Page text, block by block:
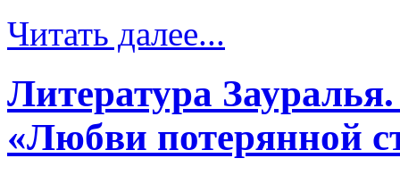
Читать далее...
Литература
«Любви потерянной